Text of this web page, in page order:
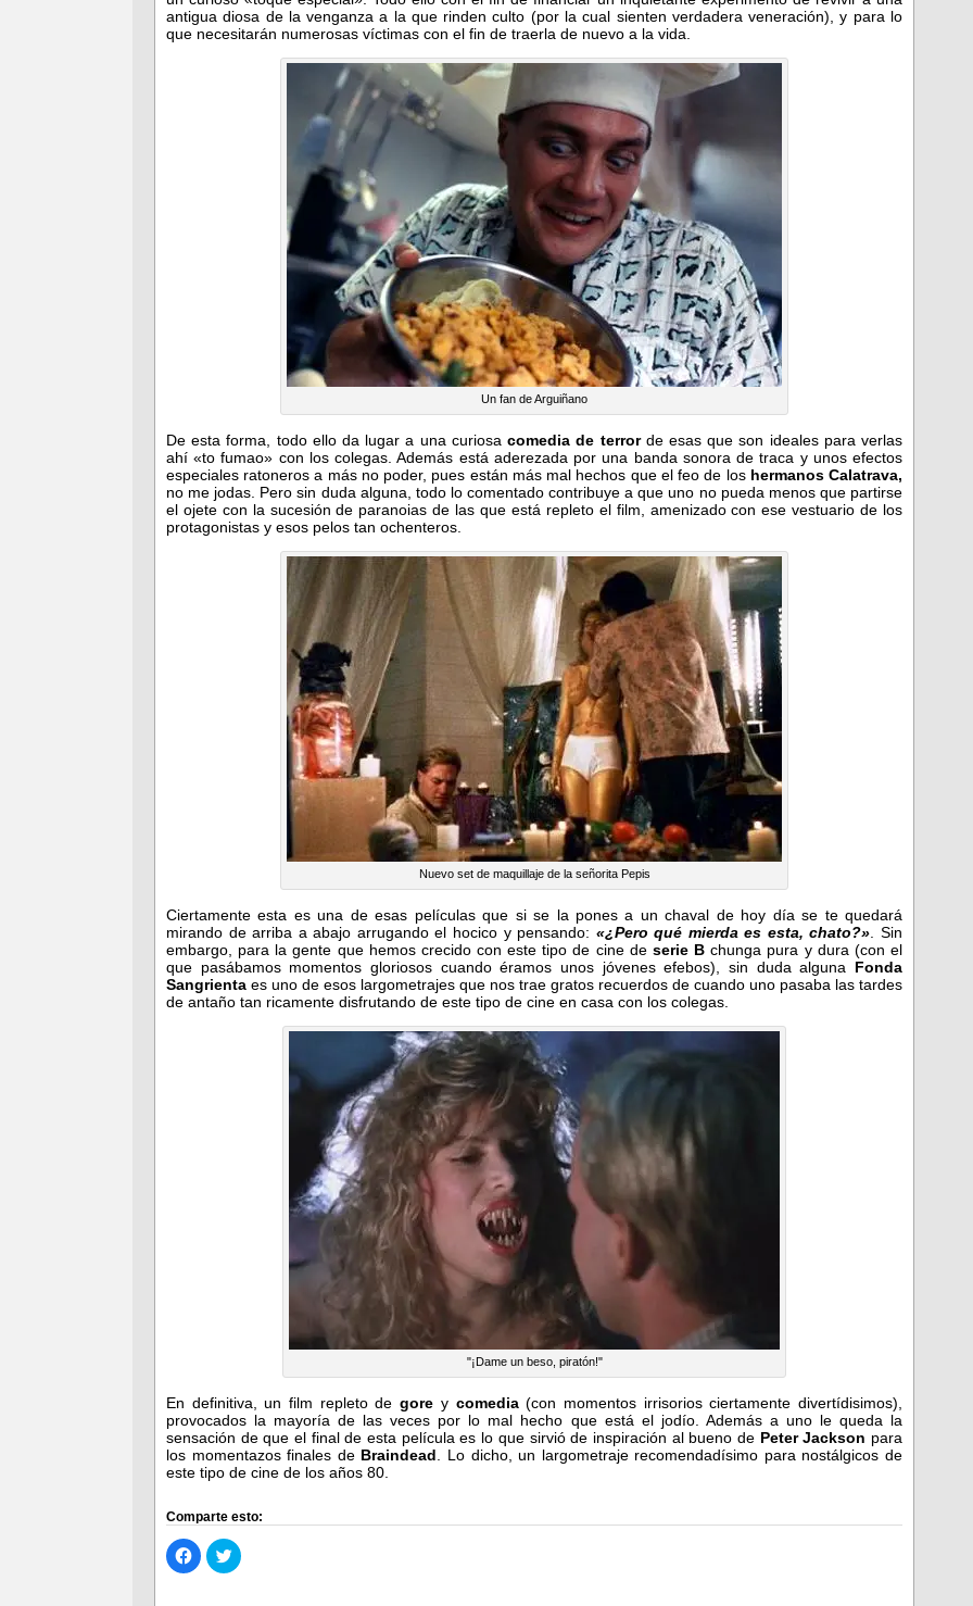
antigua diosa de la venganza a la que rinden culto (por la cual sienten verdadera veneración), y para lo
que necesitarán numerosas víctimas con el fin de traerla de nuevo a la vida.
Un fan de Arguiñano
De esta forma, todo ello da lugar a una curiosacomedia de terrorde esas que son ideales para verlas
ahí «to fumao» con los colegas. Además está aderezada por una banda sonora de traca y unos efectos
especiales ratoneros a más no poder, pues están más mal hechos que el feo de loshermanos Calatrava,
no me jodas. Pero sin duda alguna, todo lo comentado contribuye a que uno no pueda menos que partirse
el ojete con la sucesión de paranoias de las que está repleto el film, amenizado con ese vestuario de los
protagonistas y esos pelos tan ochenteros.
Nuevo set de maquillaje de la señorita Pepis
Ciertamente esta es una de esas películas que si se la pones a un chaval de hoy día se te quedará
mirando de arriba a abajo arrugando el hocico y pensando: «¿Pero qué mierda es esta, chato?» . Sin
embargo, para la gente que hemos crecido con este tipo de cine de serie B chunga pura y dura (con el
que pasábamos momentos gloriosos cuando éramos unos jóvenes efebos), sin duda alguna Fonda
Sangrienta es uno de esos largometrajes que nos trae gratos recuerdos de cuando uno pasaba las tardes
de antaño tan ricamente disfrutando de este tipo de cine en casa con los colegas.
"¡Dame un beso, piratón!"
En definitiva, un film repleto degore y comedia(con momentos irrisorios ciertamente divertídisimos),
provocados la mayoría de las veces por lo mal hecho que está el jodío. Además a uno le queda la
sensación de que el final de esta película es lo que sirvió de inspiración al bueno de Peter Jackson para
los momentazos finales de Braindead . Lo dicho, un largometraje recomendadísimo para nostálgicos de
este tipo de cine de los años 80.
Comparte esto:
Haz
clic
para
Haz
clic